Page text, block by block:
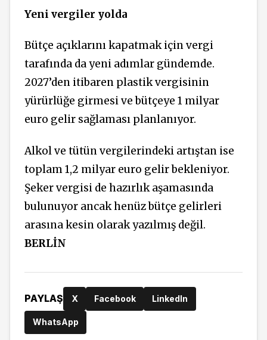
Yeni vergiler yolda
Bütçe açıklarını kapatmak için vergi
tarafında da yeni adımlar gündemde.
2027’den itibaren plastik vergisinin
yürürlüğe girmesi ve bütçeye 1 milyar
euro gelir sağlaması planlanıyor.
Alkol ve tütün vergilerindeki artıştan ise
toplam 1,2 milyar euro gelir bekleniyor.
Şeker vergisi de hazırlık aşamasında
bulunuyor ancak henüz bütçe gelirleri
arasına kesin olarak yazılmış değil.
BERLİN
PAYLAŞ X Facebook LinkedIn
WhatsApp